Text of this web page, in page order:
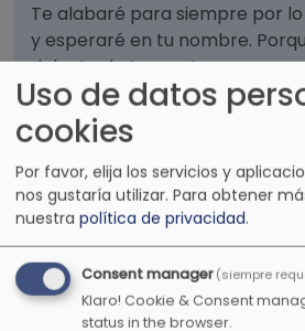
Te alabaré para siempre por
y esperaré en tu nombre.
delante de tus santos.
Salmos 52:9
Hijo mío, no menosprecies la
Señor. Ni te canses de su
Proverbios 3:11
Uso de datos
cookies
Por favor, elija los servicios y
nos gustaría utilizar. Para obtener
nuestra política de privacidad.
Consent manager(siempre
Klaro! Cookie & Consent
status in the browser.